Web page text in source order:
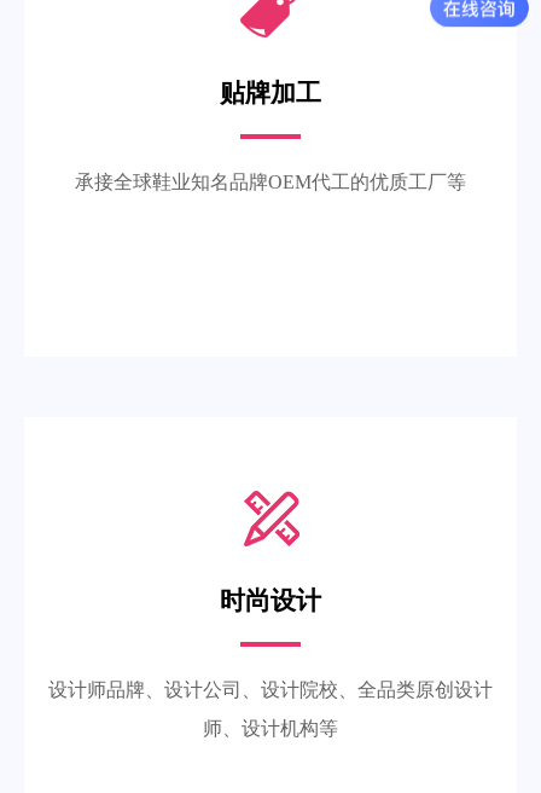
贴牌加工
承接全球鞋业知名品牌OEM代工的优质工厂等
时尚设计
设计师品牌、设计公司、设计院校、全品类原创设计
师、设计机构等